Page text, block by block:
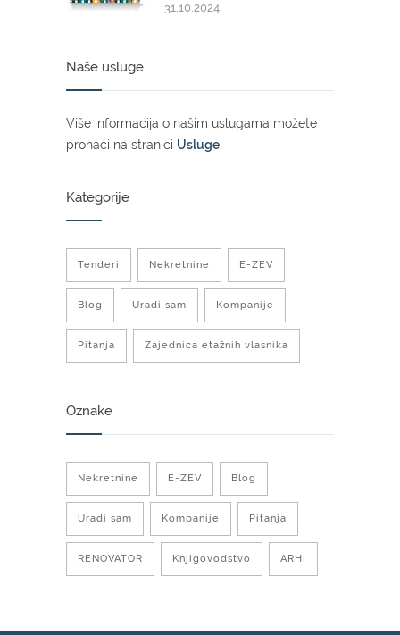
31.10.2024.
Naše usluge
Više informacija o našim uslugama možete
pronaći na stranici Usluge
Kategorije
Tenderi Nekretnine E-ZEV
Blog Uradi sam Kompanije
Pitanja Zajednica etažnih vlasnika
Oznake
Nekretnine E-ZEV Blog
Uradi sam Kompanije Pitanja
RENOVATOR Knjigovodstvo ARHI